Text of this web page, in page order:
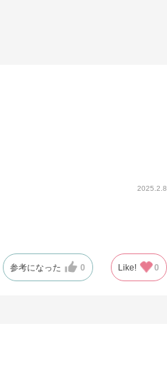
2025.2.8
参考になった 0 Like! 0